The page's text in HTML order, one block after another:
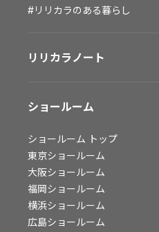
採用情報
#リリカラのある暮らし
リリカラノート
ショールーム
ショールーム トップ
東京ショールーム
大阪ショールーム
福岡ショールーム
横浜ショールーム
広島ショールーム